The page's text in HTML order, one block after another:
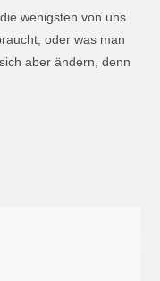
wenigsten von uns
oder was man
aber ändern, denn